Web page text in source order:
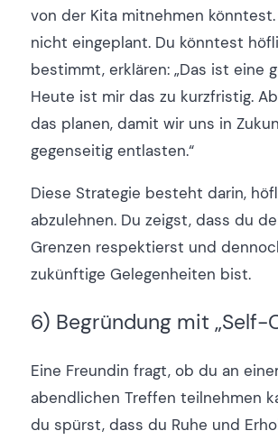
von der Kita mitnehmen
nicht eingeplant. Du könntest
bestimmt, erklären: „Das ist eine
Heute ist mir das zu kurzfristig.
das planen, damit wir uns in
gegenseitig entlasten.“
Diese Strategie besteht darin,
abzulehnen. Du zeigst, dass du
Grenzen respektierst und
zukünftige Gelegenheiten bist.
6) Begründung mit „Self-
Eine Freundin fragt, ob du an
abendlichen Treffen teilnehmen
du spürst, dass du Ruhe und